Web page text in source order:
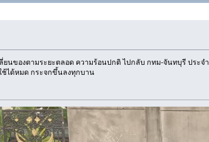
ปลี่ยนของตามระยะตลอด ความร้อนปกติ ไปกลับ กทม-จันทบุรี ประจำ
ช้ได้หมด กระจกขึ้นลงทุกบาน